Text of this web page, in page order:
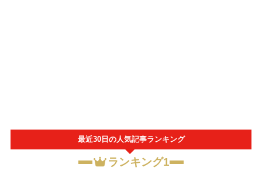
最近30日の人気記事ランキング
ランキング1